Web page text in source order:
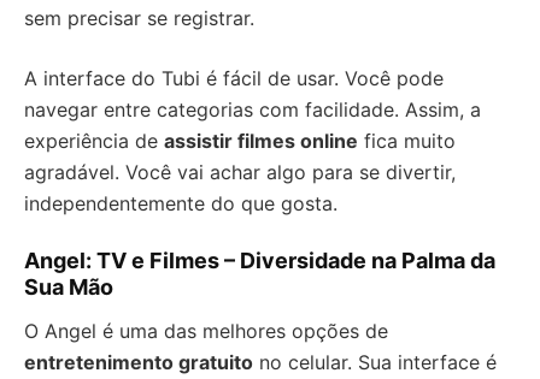
sem precisar se registrar.
A interface do Tubi é fácil de usar. Você pode
navegar entre categorias com facilidade. Assim, a
experiência de assistir filmes online fica muito
agradável. Você vai achar algo para se divertir,
independentemente do que gosta.
Angel: TV e Filmes – Diversidade na Palma da
Sua Mão
O Angel é uma das melhores opções de
entretenimento gratuito no celular. Sua interface é